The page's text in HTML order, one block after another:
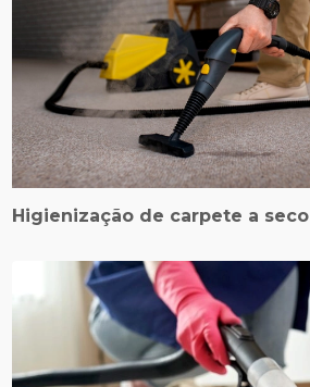
Higienização de carpete a seco